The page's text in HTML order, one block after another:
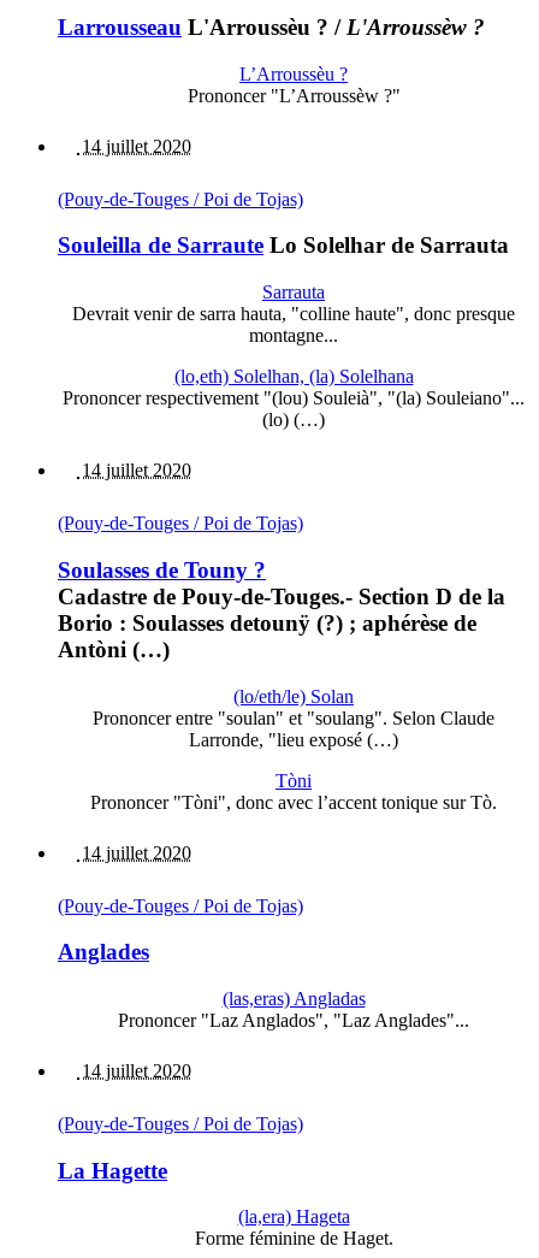
Larrousseau L'Arroussèu ? / L'Arroussèw ?
L’Arroussèu ?
Prononcer "L’Arroussèw ?"
14 juillet 2020
(Pouy-de-Touges / Poi de Tojas)
Souleilla de Sarraute Lo Solelhar de Sarrauta
Sarrauta
Devrait venir de sarra hauta, "colline haute", donc presque
montagne...
(lo,eth) Solelhan, (la) Solelhana
Prononcer respectivement "(lou) Souleià", "(la) Souleiano"...
(lo) (…)
14 juillet 2020
(Pouy-de-Touges / Poi de Tojas)
Soulasses de Touny ?
Cadastre de Pouy-de-Touges.- Section D de la
Borio : Soulasses detounÿ (?) ; aphérèse de
Antòni (…)
(lo/eth/le) Solan
Prononcer entre "soulan" et "soulang". Selon Claude
Larronde, "lieu exposé (…)
Tòni
Prononcer "Tòni", donc avec l’accent tonique sur Tò.
14 juillet 2020
(Pouy-de-Touges / Poi de Tojas)
Anglades
(las,eras) Angladas
Prononcer "Laz Anglados", "Laz Anglades"...
14 juillet 2020
(Pouy-de-Touges / Poi de Tojas)
La Hagette
(la,era) Hageta
Forme féminine de Haget.